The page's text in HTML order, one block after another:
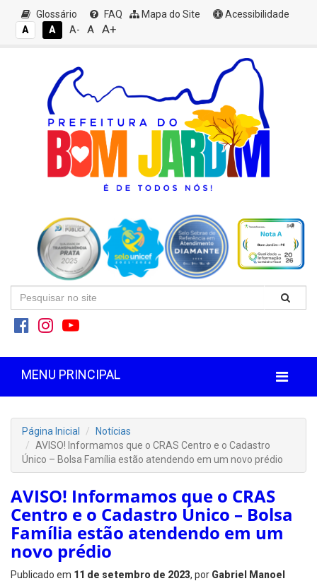
Glossário FAQ Mapa do Site
Acessibilidade
A
A A- A A+
MENU PRINCIPAL
Página Inicial
Notícias
AVISO! Informamos que o CRAS Centro e o Cadastro
Único – Bolsa Família estão atendendo em um novo prédio
AVISO! Informamos que o CRAS
Centro e o Cadastro Único – Bolsa
Família estão atendendo em um
novo prédio
Publicado em 11 de setembro de 2023, por Gabriel Manoel